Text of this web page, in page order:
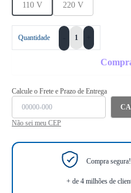
110 V
220 V
Quantidade
Calcule o Frete e Prazo de Entrega
Não sei meu CEP
Compra segura!
+ de 4 milhões de